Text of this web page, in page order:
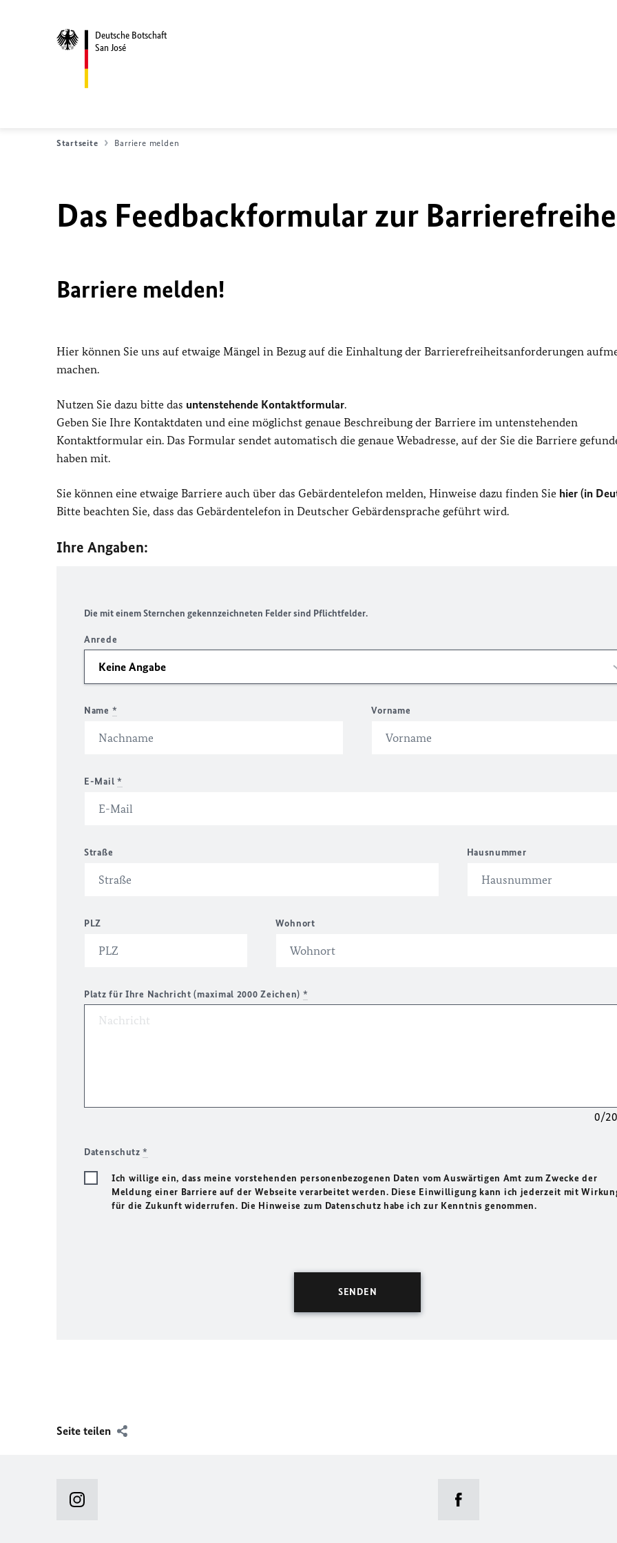
Deutsche Botschaft
San José
Startseite Barriere melden
Das Feedbackformular zur
Barriere melden!
Hier können Sie uns auf etwaige Mängel in Bezug auf die Einhaltung der Barrierefreiheitsanforderungen
machen.
Nutzen Sie dazu bitte das untenstehende Kontaktformular.
Geben Sie Ihre Kontaktdaten und eine möglichst genaue Beschreibung der Barriere im untenstehenden
Kontaktformular ein. Das Formular sendet automatisch die genaue Webadresse, auf der Sie die Barriere
haben mit.
Sie können eine etwaige Barriere auch über das Gebärdentelefon melden, Hinweise dazu finden Sie hier (in
Bitte beachten Sie, dass das Gebärdentelefon in Deutscher Gebärdensprache geführt wird.
Ihre Angaben:
Die mit einem Sternchen gekennzeichneten Felder sind Pflichtfelder.
Anrede
Name * Vorname
E-Mail *
Straße Hausnummer
PLZ Wohnort
Platz für Ihre Nachricht (maximal 2000 Zeichen) *
0/
Datenschutz*
Ich willige ein, dass meine vorstehenden personenbezogenen Daten vom Auswärtigen Amt zum Zwecke der
Meldung einer Barriere auf der Webseite verarbeitet werden. Diese Einwilligung kann ich jederzeit mit
für die Zukunft widerrufen. Die Hinweise zum Datenschutz habe ich zur Kenntnis genommen.
Seite teilen